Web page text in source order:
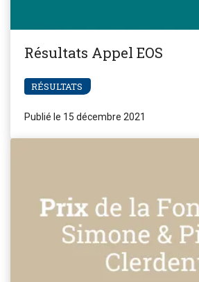
Résultats Appel EOS
RÉSULTATS
Publié le 15 décembre 2021